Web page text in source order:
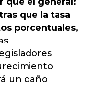
que la tasa
porcentuales,
un daño